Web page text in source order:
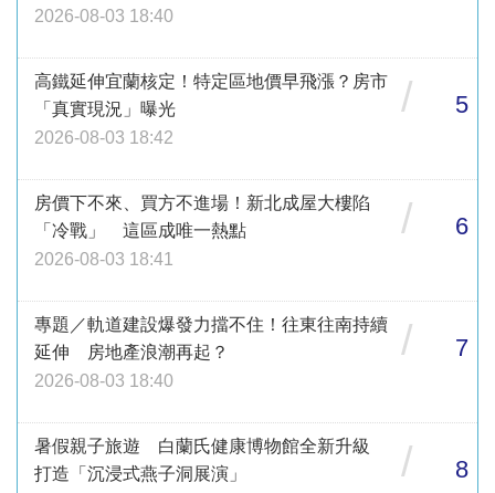
2026-08-03 18:40
高鐵延伸宜蘭核定！特定區地價早飛漲？房市
「真實現況」曝光
2026-08-03 18:42
/ 5
房價下不來、買方不進場！新北成屋大樓陷
「冷戰」 這區成唯一熱點
2026-08-03 18:41
/ 6
專題／軌道建設爆發力擋不住！往東往南持續
延伸 房地產浪潮再起？
2026-08-03 18:40
/ 7
暑假親子旅遊 白蘭氏健康博物館全新升級
打造「沉浸式燕子洞展演」
/ 8